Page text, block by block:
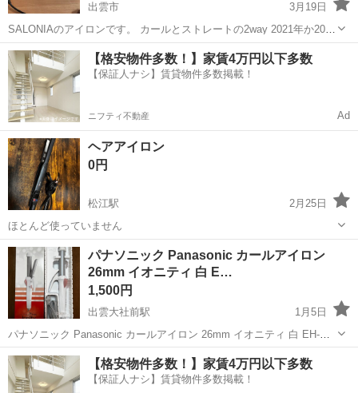
出雲市
3月19日
SALONIAのアイロンです。 カールとストレートの2way 2021年か2022
年にドンキで購入しました! 買い替えのため出品します。 ゴムの部
分、素材が劣化して汚くなっていて若干のベタつきもあります。 使用
する...
島根 出雲市 美容家電 SALONIA
【格安物件多数！】家賃4万円以下多数
【保証人ナシ】賃貸物件多数掲載！
ニフティ不動産 Ad
ヘアアイロン
0円
松江駅
2月25日
ほとんど使っていません
島根 松江市 松江駅 美容家電
パナソニック Panasonic カールアイロン
26mm イオニティ 白 E…
1,500円
出雲大社前駅
1月5日
パナソニック Panasonic カールアイロン 26mm イオニティ 白 EH-
HT12-W。２年前くらいに母が購入しておりましたが、使い方を理解し
ておらず未使用のままでしたので出品しました。取りに来られる方で
お願いします。
島根 出雲市 出雲大社前駅 美容家電 Panasonic
【格安物件多数！】家賃4万円以下多数
【保証人ナシ】賃貸物件多数掲載！